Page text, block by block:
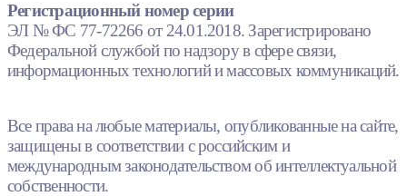
Регистрационный номер серии
ЭЛ № ФС 77-72266 от 24.01.2018. Зарегистрировано
Федеральной службой по надзору в сфере связи,
информационных технологий и массовых коммуникаций.
Все права на любые материалы, опубликованные на сайте,
защищены в соответствии с российским и
международным законодательством об интеллектуальной
собственности.